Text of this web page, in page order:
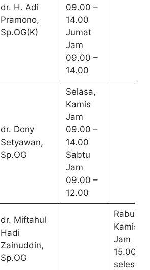
dr. H. Adi
Pramono,
Sp.OG(K)
09.00 –
14.00
Jumat
Jam
09.00 –
14.00
dr. Dony
Setyawan,
Sp.OG
Selasa,
Kamis
Jam
09.00 –
14.00
Sabtu
Jam
09.00 –
12.00
dr. Miftahul
Hadi
Zainuddin,
Sp.OG
Rabu,
Kamis
Jam
15.00 –
selesai